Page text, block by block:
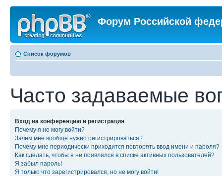
Форум Российской
Список форумов
Часто задаваемые
Вход на конференцию и регистрация
Почему я не могу войти?
Зачем мне вообще нужно регистрироваться?
Почему мне периодически приходится повторять ввод имени и пароля?
Как сделать, чтобы я не появлялся в списке активных пользователей?
Я забыл пароль!
Я только что зарегистрировался, но не могу войти!